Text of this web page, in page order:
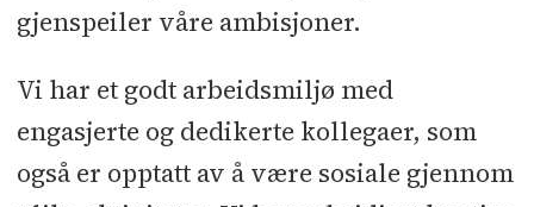
gjenspeiler våre ambisjoner.
Vi har et godt arbeidsmiljø med
engasjerte og dedikerte kollegaer, som
også er opptatt av å være sosiale gjennom